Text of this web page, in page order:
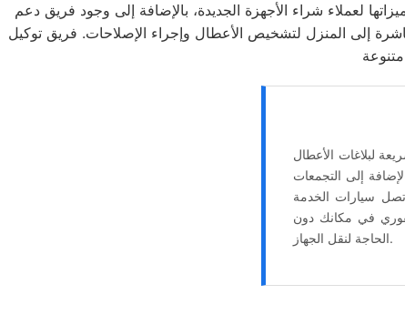
لعملاء شراء الأجهزة الجديدة، بالإضافة إلى وجود فريق دعم
إلى المنزل لتشخيص الأعطال وإجراء الإصلاحات. فريق توكيل
لبلاغات الأعطال
إلى التجمعات
تصل سيارات الخدمة
لتقديم الدعم الفني الفوري في مكانك دون
الحاجة لنقل الجهاز.